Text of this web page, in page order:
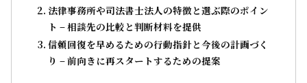
法律事務所や司法書士法人の特徴と選ぶ際のポイン
ト – 相談先の比較と判断材料を提供
信頼回復を早めるための行動指針と今後の計画づく
り – 前向きに再スタートするための提案